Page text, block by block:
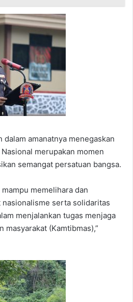
dalam amanatnya menegaskan
merupakan momen
semangat persatuan bangsa.
memelihara dan
serta solidaritas
menjalankan tugas menjaga
masyarakat (Kamtibmas),”